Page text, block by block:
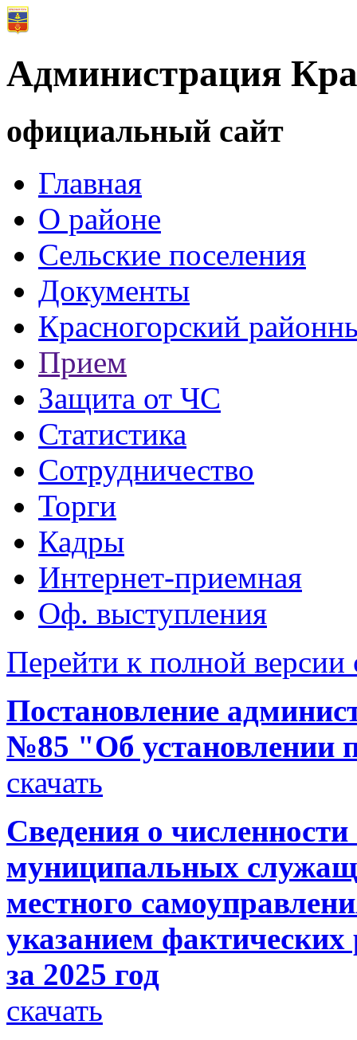
Администрация
официальный сайт
Главная
О районе
Сельские поселения
Документы
Красногорский
Прием
Защита от ЧС
Статистика
Сотрудничество
Торги
Кадры
Интернет-приемная
Оф. выступления
Перейти к полной версии
Постановление
№85 "Об установлении
скачать
Сведения о
муниципальных
местного
указанием фактических
за 2025 год
скачать